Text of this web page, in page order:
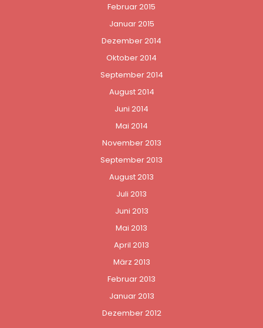
Februar 2015
Januar 2015
Dezember 2014
Oktober 2014
September 2014
August 2014
Juni 2014
Mai 2014
November 2013
September 2013
August 2013
Juli 2013
Juni 2013
Mai 2013
April 2013
März 2013
Februar 2013
Januar 2013
Dezember 2012